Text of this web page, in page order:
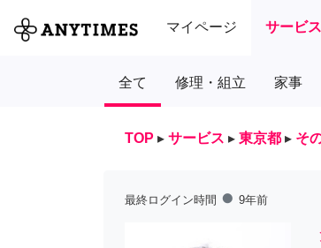
マイページ サービス
全て 修理・組立 家事
TOP ▸ サービス ▸ 東京都 ▸ そ
最終ログイン時間 fiber_manual_record 9年前